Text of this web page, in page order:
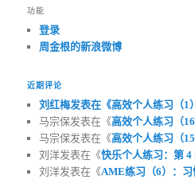
功能
登录
周金根的新浪微博
近期评论
刘红梅发表在《高效个人练习（1
马宗保发表在《高效个人练习（
马宗保发表在《高效个人练习（
刘洋发表在《快乐个人练习：第 4
刘洋发表在《AME练习（6）：习